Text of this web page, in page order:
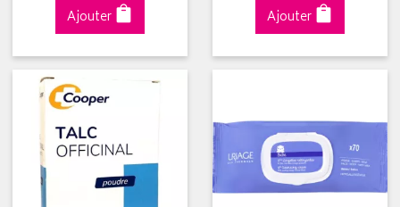
Ajouter Ajouter